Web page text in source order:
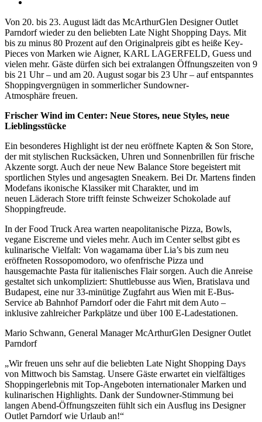
Von 20. bis 23. August lädt das McArthurGlen Designer Outlet
Parndorf wieder zu den beliebten Late Night Shopping Days. Mit
bis zu minus 80 Prozent auf den Originalpreis gibt es heiße Key-
Pieces von Marken wie Aigner, KARL LAGERFELD, Guess und
vielen mehr. Gäste dürfen sich bei extralangen Öffnungszeiten von 9
bis 21 Uhr – und am 20. August sogar bis 23 Uhr – auf entspanntes
Shoppingvergnügen in sommerlicher Sundowner-
Atmosphäre freuen.
Frischer Wind im Center: Neue Stores, neue Styles, neue
Lieblingsstücke
Ein besonderes Highlight ist der neu eröffnete Kapten & Son Store,
der mit stylischen Rucksäcken, Uhren und Sonnenbrillen für frische
Akzente sorgt. Auch der neue New Balance Store begeistert mit
sportlichen Styles und angesagten Sneakern. Bei Dr. Martens finden
Modefans ikonische Klassiker mit Charakter, und im
neuen Läderach Store trifft feinste Schweizer Schokolade auf
Shoppingfreude.
In der Food Truck Area warten neapolitanische Pizza, Bowls,
vegane Eiscreme und vieles mehr. Auch im Center selbst gibt es
kulinarische Vielfalt: Von wagamama über Lia’s bis zum neu
eröffneten Rossopomodoro, wo ofenfrische Pizza und
hausgemachte Pasta für italienisches Flair sorgen. Auch die Anreise
gestaltet sich unkompliziert: Shuttlebusse aus Wien, Bratislava und
Budapest, eine nur 33-minütige Zugfahrt aus Wien mit E-Bus-
Service ab Bahnhof Parndorf oder die Fahrt mit dem Auto –
inklusive zahlreicher Parkplätze und über 100 E-Ladestationen.
Mario Schwann, General Manager McArthurGlen Designer Outlet
Parndorf
„Wir freuen uns sehr auf die beliebten Late Night Shopping Days
von Mittwoch bis Samstag. Unsere Gäste erwartet ein vielfältiges
Shoppingerlebnis mit Top-Angeboten internationaler Marken und
kulinarischen Highlights. Dank der Sundowner-Stimmung bei
langen Abend-Öffnungszeiten fühlt sich ein Ausflug ins Designer
Outlet Parndorf wie Urlaub an!“